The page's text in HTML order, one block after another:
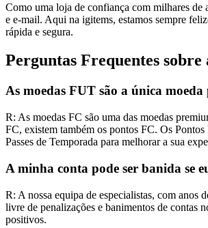
Como uma loja de confiança com milhares de
e e-mail. Aqui na igitems, estamos sempre
rápida e segura.
Perguntas Frequentes
As moedas FUT são a única
R: As moedas FC são uma das moedas
FC, existem também os pontos FC. Os
Passes de Temporada para melhorar a sua
A minha conta pode ser banida se
R: A nossa equipa de especialistas, com anos
livre de penalizações e banimentos de contas
positivos.